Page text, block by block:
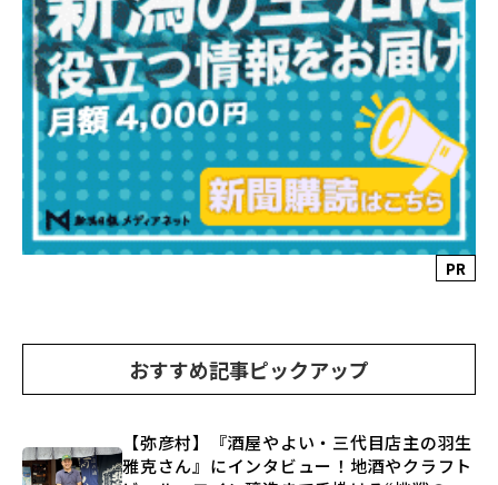
PR
おすすめ記事ピックアップ
【弥彦村】『酒屋やよい・三代目店主の羽生
雅克さん』にインタビュー！地酒やクラフト